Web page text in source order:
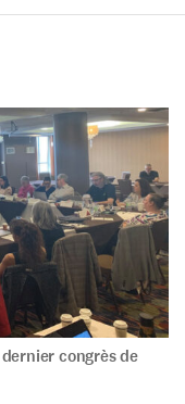
congrès de